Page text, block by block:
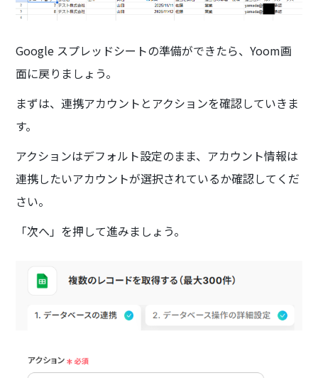
Google スプレッドシートの準備ができたら、Yoom画
面に戻りましょう。
まずは、連携アカウントとアクションを確認していきま
す。
アクションはデフォルト設定のまま、アカウント情報は
連携したいアカウントが選択されているか確認してくだ
さい。
「次へ」を押して進みましょう。